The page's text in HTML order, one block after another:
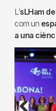
L’sLHam
com un
a una